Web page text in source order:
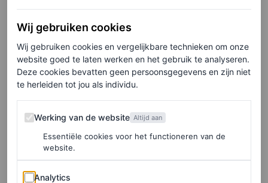
Culinaire ontdekking
Ook culinair journalist Mara Grimm stuurden we op pad
om de beste bistro te selecteren. Inmiddels werkt Mara
alweer vijf jaar deels vanuit Parijs, en kent ze er een
– komen er door mond-tot-mondreclame steeds wat
favorieten bij. De allerbeste vinden is dan ook een
uitdaging.
Wij gebruiken cookies
Wij gebruiken cookies en vergelijkbare technieken om onze
website goed te laten werken en het gebruik te analyseren.
Deze cookies bevatten geen persoonsgegevens en zijn niet
te herleiden tot jou als individu.
Werking van de website
Werking van de website Altijd aan
Essentiële cookies voor het functioneren van de
website.
Analytics
Analytics